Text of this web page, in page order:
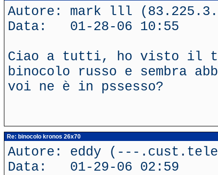
Autore: mark lll
Data: 01-28-06 10:55
Ciao a tutti, ho visto il
binocolo russo e sembra
voi ne è in pssesso?
Re: binocolo kronos 26x70
Autore: eddy (---
Data: 01-29-06 02:59